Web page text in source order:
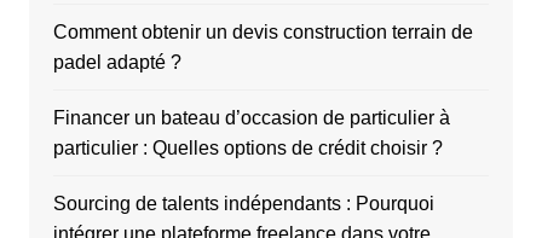
Comment obtenir un devis construction terrain de
padel adapté ?
Financer un bateau d’occasion de particulier à
particulier : Quelles options de crédit choisir ?
Sourcing de talents indépendants : Pourquoi
intégrer une plateforme freelance dans votre